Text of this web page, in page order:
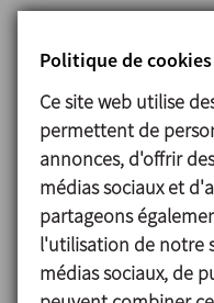
Solution
Les mélanges pour
lait entier, de lait
certains cas,
ajoutés tels que des
des émulsifiants,
Tous les mélanges
Politique de cookies
Ce site web utilise
permettent de
annonces, d'offrir
médias sociaux et
partageons
l'utilisation de notre
médias sociaux, de